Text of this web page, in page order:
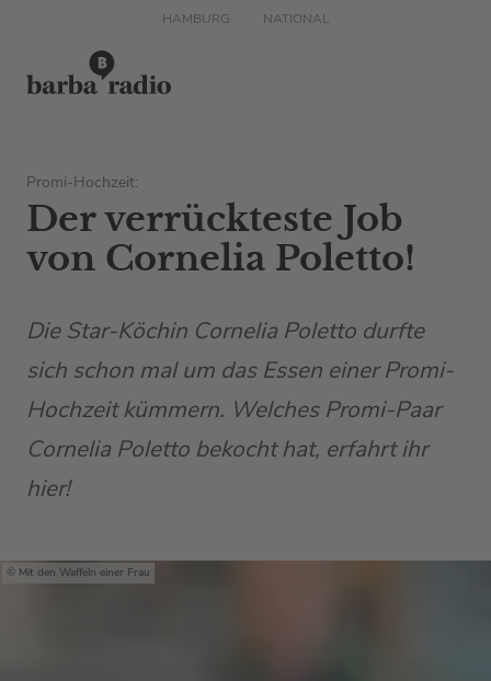
HAMBURG NATIONAL
Promi-Hochzeit:
Der verrückteste Job
von Cornelia Poletto!
Die Star-Köchin Cornelia Poletto durfte
sich schon mal um das Essen einer Promi-
Hochzeit kümmern. Welches Promi-Paar
Cornelia Poletto bekocht hat, erfahrt ihr
hier!
Mit den Waffeln einer Frau